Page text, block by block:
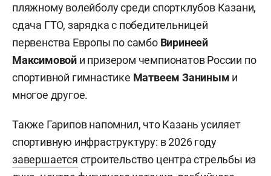
пляжному волейболу среди спортклубов Казани,
сдача ГТО, зарядка с победительницей
первенства Европы по самбо Виринеей
Максимовой и призером чемпионатов России по
спортивной гимнастике Матвеем Заниным и
многое другое.
Также Гарипов напомнил, что Казань усиляет
спортивную инфраструктуру: в 2026 году
завершается строительство центра стрельбы из